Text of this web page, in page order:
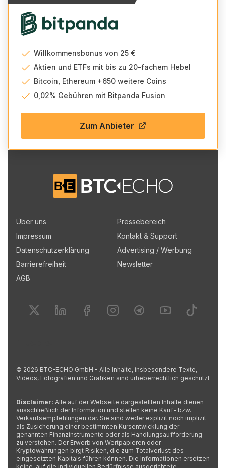
Willkommensbonus von 25 €
Aktien und ETFs mit bis zu 20-fachem Hebel
Bitcoin, Ethereum +650 weitere Coins
0,02% Gebühren mit Bitpanda Fusion
Zum Anbieter
Zur BTC-ECHO Startseite
Über uns
Impressum
Datenschutzerklärung
Barrierefreiheit
AGB
Pressebereich
Kontakt & Support
Advertising / Werbung
Newsletter
Finde uns auf Twitter
Finde uns auf Linkedin
Finde uns auf Facebook
Finde uns auf Instagram
Finde uns auf Telegram
Finde uns auf
Finde uns
© 2026 BTC-ECHO GmbH - Alle Inhalte, insbesondere Texte,
Videos, Fotografien und Grafiken sind urheberrechtlich geschützt
Disclaimer: Alle auf der Webseite dargestellten Inhalte dienen
ausschließlich der Information und stellen keine Kauf- bzw.
Verkaufsempfehlungen dar. Sie sind weder explizit noch implizit
als Zusicherung einer bestimmten Kursentwicklung der
genannten Finanzinstrumente oder als Handlungsaufforderung
zu verstehen. Der Erwerb von Wertpapieren oder
Kryptowährungen birgt Risiken, die zum Totalverlust des
eingesetzten Kapitals führen können. Die Informationen ersetzen